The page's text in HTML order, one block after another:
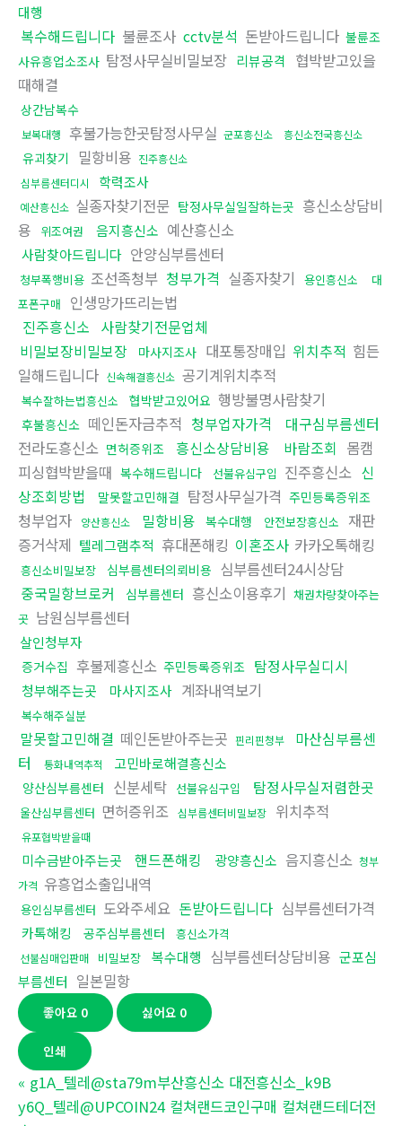
대행
복수해드립니다 불륜조사 cctv분석 돈받아드립니다 불륜조
사유흥업소조사 탐정사무실비밀보장 리뷰공격
협박받고있을
때해결
상간남복수
보복대행 후불가능한곳탐정사무실 군포흥신소 흥신소전국흥신소
유괴찾기 밀항비용 진주흥신소
심부름센터디시
학력조사
예산흥신소 실종자찾기전문 탐정사무실일잘하는곳 흥신소상담비
용
위조여권 음지흥신소 예산흥신소
사람찾아드립니다 안양심부름센터
청부폭행비용 조선족청부 청부가격 실종자찾기 용인흥신소
대
포폰구매
인생망가뜨리는법
진주흥신소 사람찾기전문업체
비밀보장비밀보장
마사지조사 대포통장매입 위치추적 힘든
일해드립니다 신속해결흥신소 공기계위치추적
복수잘하는법흥신소 협박받고있어요 행방불명사람찾기
후불흥신소 떼인돈자금추적 청부업자가격
대구심부름센터
전라도흥신소 면허증위조 흥신소상담비용 바람조회 몸캠
피싱협박받을때 복수해드립니다 선불유심구입 진주흥신소 신
상조회방법
말못할고민해결 탐정사무실가격 주민등록증위조
청부업자 양산흥신소 밀항비용 복수대행 안전보장흥신소
재판
증거삭제 텔레그램추적 휴대폰해킹 이혼조사 카카오톡해킹
흥신소비밀보장 심부름센터의뢰비용 심부름센터24시상담
중국밀항브로커
심부름센터 흥신소이용후기 채권차량찾아주는
곳 남원심부름센터
살인청부자
증거수집 후불제흥신소 주민등록증위조 탐정사무실디시
청부해주는곳 마사지조사 계좌내역보기
복수해주실분
말못할고민해결 떼인돈받아주는곳 핀리핀청부
마산심부름센
터
통화내역추적 고민바로해결흥신소
양산심부름센터 신분세탁 선불유심구입 탐정사무실저렴한곳
울산심부름센터 면허증위조 심부름센터비밀보장 위치추적
유포협박받을때
미수금받아주는곳 핸드폰해킹 광양흥신소 음지흥신소 청부
가격 유흥업소출입내역
용인심부름센터 도와주세요 돈받아드립니다 심부름센터가격
카톡해킹 공주심부름센터 흥신소가격
선불심매입판매 비밀보장 복수대행 심부름센터상담비용 군포심
부름센터 일본밀항
좋아요 0 싫어요 0
인쇄
« g1A_텔레@sta79m부산흥신소 대전흥신소_k9B
y6Q_텔레@UPCOIN24 컬쳐랜드코인구매 컬쳐랜드테더전